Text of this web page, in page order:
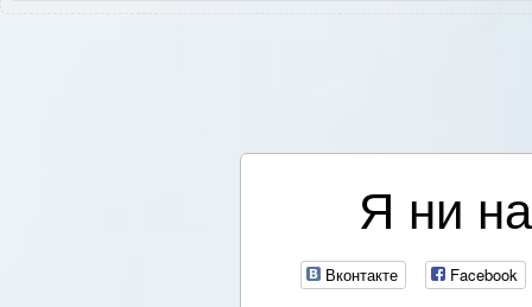
Я ни
Вконтакте Facebook